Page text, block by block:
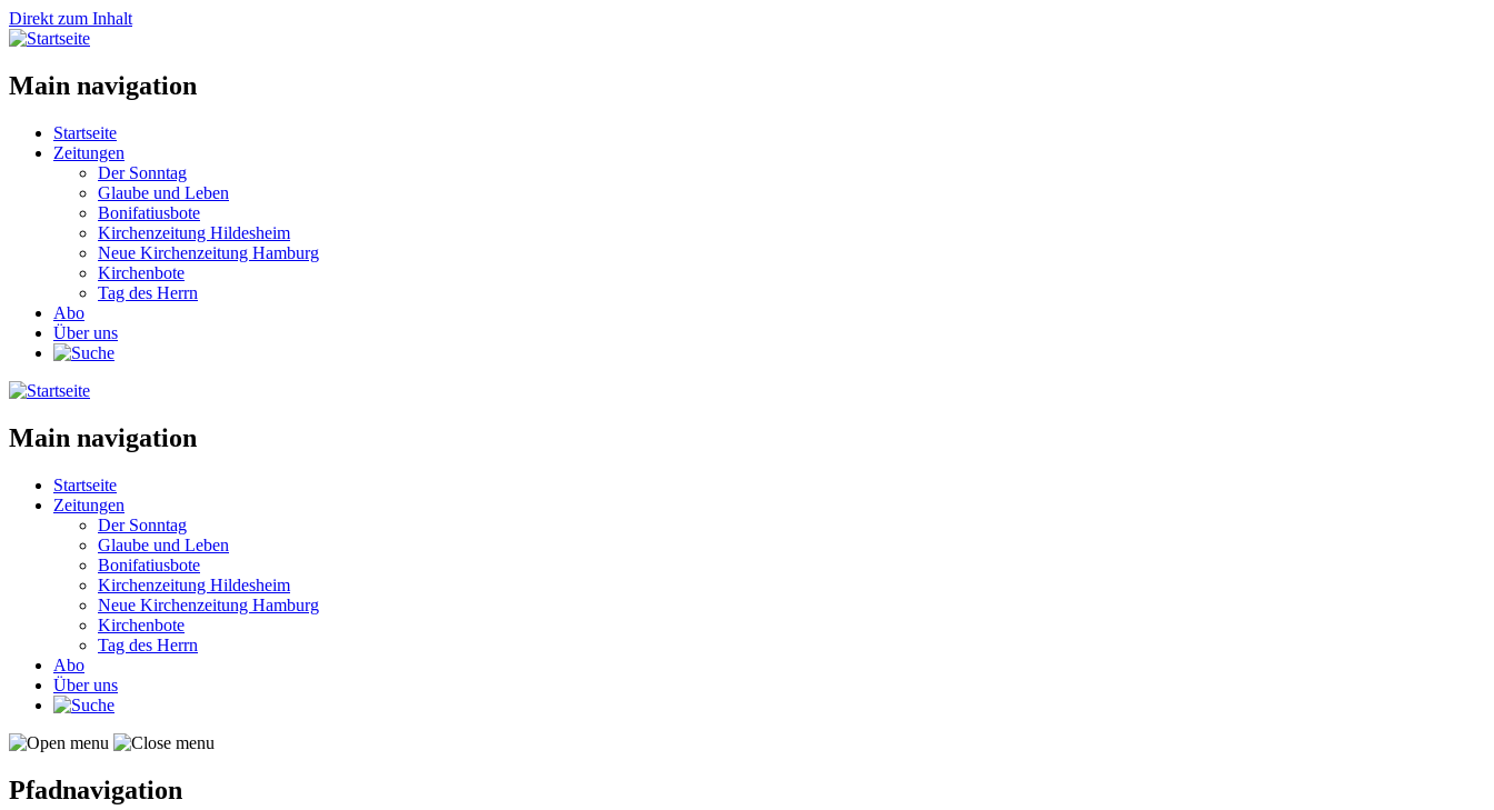
Direkt zum Inhalt
Main navigation
Startseite
Zeitungen
Der Sonntag
Glaube und Leben
Bonifatiusbote
Kirchenzeitung Hildesheim
Neue Kirchenzeitung Hamburg
Kirchenbote
Tag des Herrn
Abo
Über uns
Main navigation
Startseite
Zeitungen
Der Sonntag
Glaube und Leben
Bonifatiusbote
Kirchenzeitung Hildesheim
Neue Kirchenzeitung Hamburg
Kirchenbote
Tag des Herrn
Abo
Über uns
Pfadnavigation